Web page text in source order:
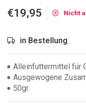
€19,95 Nicht
in Bestellung
Alleinfuttermittel für
Ausgewogene
50gr.